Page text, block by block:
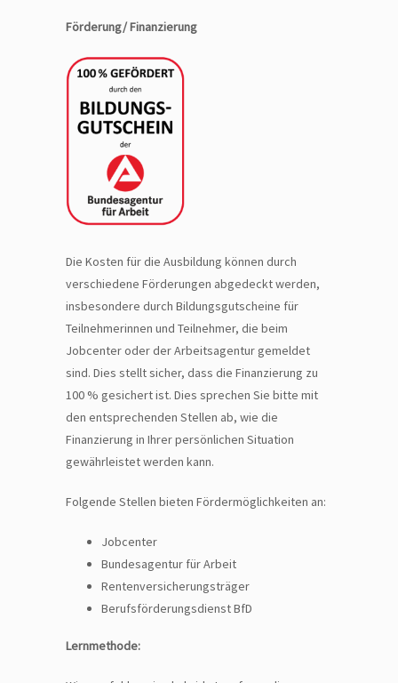
Förderung/ Finanzierung
Die Kosten für die Ausbildung können durch
verschiedene Förderungen abgedeckt werden,
insbesondere durch Bildungsgutscheine für
Teilnehmerinnen und Teilnehmer, die beim
Jobcenter oder der Arbeitsagentur gemeldet
sind. Dies stellt sicher, dass die Finanzierung zu
100 % gesichert ist. Dies sprechen Sie bitte mit
den entsprechenden Stellen ab, wie die
Finanzierung in Ihrer persönlichen Situation
gewährleistet werden kann.
Folgende Stellen bieten Fördermöglichkeiten an:
Jobcenter
Bundesagentur für Arbeit
Rentenversicherungsträger
Berufsförderungsdienst BfD
Lernmethode: